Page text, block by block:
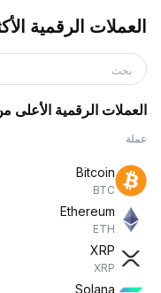
العملات الرقمية
بحث
العملات الرقمية الأعلى
عملة
Bitcoin
BTC
Ethereum
ETH
XRP
XRP
Solana